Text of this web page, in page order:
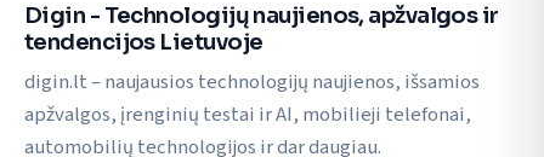
Digin - Technologijų naujienos, apžvalgos ir
tendencijos Lietuvoje
digin.lt – naujausios technologijų naujienos, išsamios
apžvalgos, įrenginių testai ir AI, mobilieji telefonai,
automobilių technologijos ir dar daugiau.